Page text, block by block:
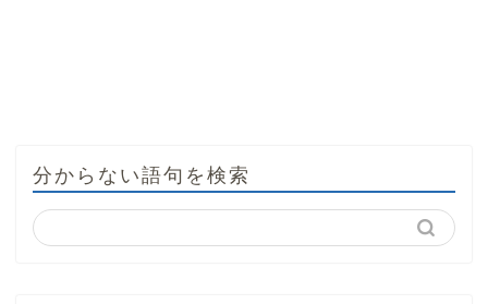
分からない語句を検索